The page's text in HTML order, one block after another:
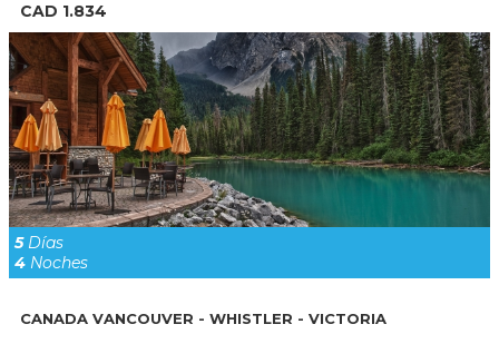
CAD 1.834
5Días
4 Noches
CANADA VANCOUVER - WHISTLER - VICTORIA